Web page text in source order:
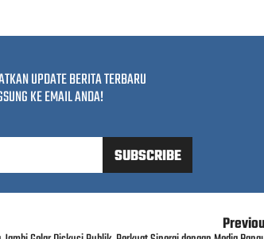
UPDATE BERITA TERBARU
KE EMAIL ANDA!